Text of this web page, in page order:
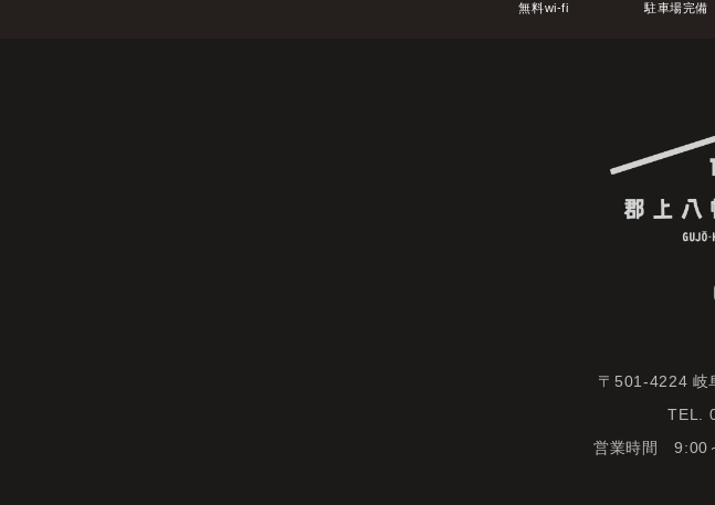
無料wi-fi 駐車場完備
〒501-4224 岐
TEL.
営業時間 9:00